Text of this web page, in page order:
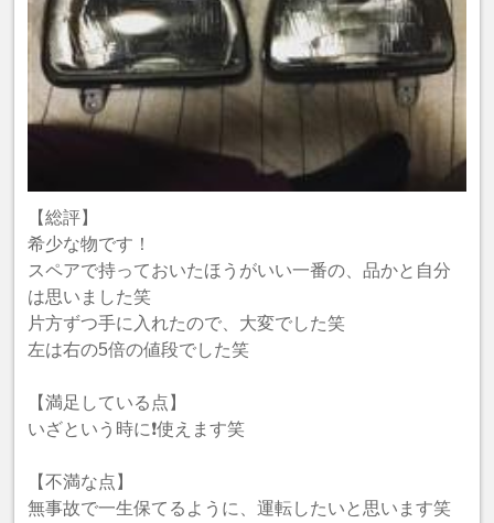
【総評】
希少な物です！
スペアで持っておいたほうがいい一番の、品かと自分
は思いました笑
片方ずつ手に入れたので、大変でした笑
左は右の5倍の値段でした笑
【満足している点】
いざという時に❗️使えます笑
【不満な点】
無事故で一生保てるように、運転したいと思います笑